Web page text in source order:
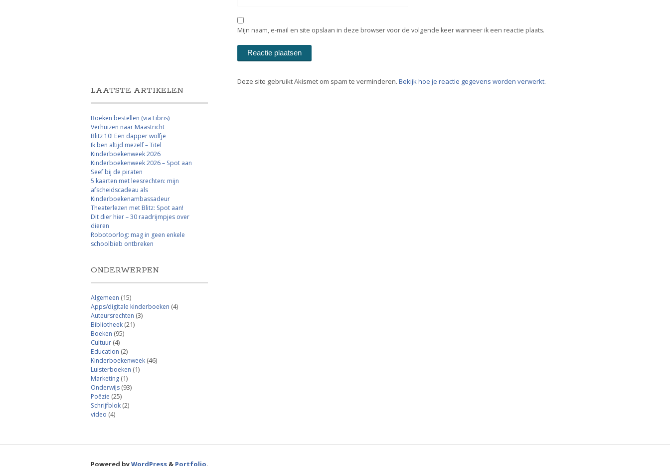
Mijn naam, e-mail en site opslaan in deze browser voor de volgende keer wanneer ik een reactie plaats.
Deze site gebruikt Akismet om spam te verminderen. Bekijk hoe je reactie gegevens worden verwerkt.
LAATSTE ARTIKELEN
Boeken bestellen (via Libris)
Verhuizen naar Maastricht
Blitz 10! Een dapper wolfje
Ik ben altijd mezelf – Titel
Kinderboekenweek 2026
Kinderboekenweek 2026 – Spot aan
Seef bij de piraten
5 kaarten met leesrechten: mijn
afscheidscadeau als
Kinderboekenambassadeur
Theaterlezen met Blitz: Spot aan!
Dit dier hier – 30 raadrijmpjes over
dieren
Robotoorlog: mag in geen enkele
schoolbieb ontbreken
ONDERWERPEN
Algemeen (15)
Apps/digitale kinderboeken (4)
Auteursrechten (3)
Bibliotheek (21)
Boeken (95)
Cultuur (4)
Education (2)
Kinderboekenweek (46)
Luisterboeken (1)
Marketing (1)
Onderwijs (93)
Poëzie (25)
Schrijfblok (2)
video (4)
Powered byWordPress & Portfolio.